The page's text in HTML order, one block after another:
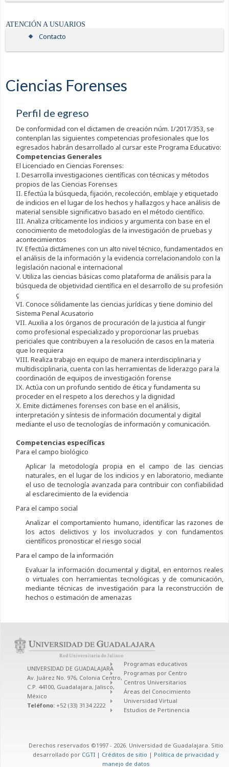
ATENCIÓN A USUARIOS
Contacto
Ciencias Forenses
Perfil de egreso
De conformidad con el dictamen de creación núm. I/2017/353, se
contenplan las siguientes competencias profesionales que los
egresados habrán desarrollado al cursar este Programa Educativo:
Competencias Generales
El Licenciado en Ciencias Forenses:
I. Desarrolla investigaciones científicas con técnicas y métodos
propios de las Ciencias Forenses
II. Efectúa la búsqueda, fijación, recolección, emblaje y etiquetado
de indicios en el lugar de los hechos y hallazgos y hace análisis de
material sensible significativo basado en el método científico.
III. Analiza críticamente los indicios y argumenta con base en el
conocimiento de metodologías de la investigación de pruebas y
acontecimientos
IV. Efectúa dictámenes con un alto nivel técnico, fundamentados en
el análisis de la información y la evidencia correlacionandolo con la
legislación nacional e internacional
V. Utiliza las ciencias básicas como plataforma de análisis para la
búsqueda de objetividad científica en el desarrollo de su profesión
ç
VI. Conoce sólidamente las ciencias jurídicas y tiene dominio del
Sistema Penal Acusatorio
VII. Auxilia a los órganos de procuración de la justicia al fungir
como profesional especializado y proporcionar las pruebas
periciales que contribuyen a la resolución de casos en la materia
que lo requiera
VIII. Realiza trabajo en equipo de manera interdisciplinaria y
multidisciplinaria, cuenta con las herramientas de liderazgo para la
coordinación de equipos de investigación forense
IX. Actúa con un profundo sentido de ética y fundamenta su
proceder en el respeto a los derechos y la dignidad
X. Emite dictámenes forenses con base en el análisis,
interpretación y síntesis de información documental y digital
mediante el uso de tecnologías de información y comunicación.
Competencias específicas
Para el campo biológico
Aplicar la metodología propia en el campo de las ciencias
naturales, en el lugar de los indicios y en laboratorio, mediante
el uso de tecnología avanzada para contribuir con confiabilidad
al esclarecimiento de la evidencia
Para el campo social
Analizar el comportamiento humano, identificar las razones de
los actos delictivos y los involucrados y con fundamentos
científicos pronosticar el riesgo social
Para el campo de la información
Evaluar la información documental y digital, en entornos reales
o virtuales con herramientas tecnológicas y de comunicación,
mediante técnicas de investigación para la reconstrucción de
hechos o estimación de amenazas
UNIVERSIDAD DE GUADALAJARA
Av. Juárez No. 976, Colonia Centro,
C.P. 44100, Guadalajara, Jalisco,
México
Teléfono: +52 (33) 3134 2222
Programas educativos
Programas por Centro
Centros Universitarios
Áreas del Conocimiento
Universidad Virtual
Estudios de Pertinencia
Derechos reservados ©1997 - 2026. Universidad de Guadalajara. Sitio
desarrollado por CGTI | Créditos de sitio | Política de privacidad y
manejo de datos